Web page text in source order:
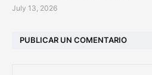
July 13, 2026
PUBLICAR UN COMENTARIO